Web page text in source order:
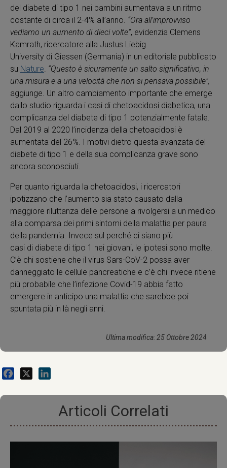
Ultima modifica: 25 Ottobre 2024
del diabete di tipo 1 nei bambini aumentava a un ritmo
costante di circa il 2-4% all’anno. “Ora all’improvviso
vediamo un aumento di dieci volte”, evidenzia Clemens
Kamrath, ricercatore alla Justus Liebig
University di Giessen (Germania) in un editoriale pubblicato
su Nature. “Questo è sicuramente un salto significativo, in
una misura e a una velocità che non si pensava possibile”,
aggiunge. Un altro cambiamento importante che emerge
dallo studio riguarda i casi di chetoacidosi diabetica, una
complicanza del diabete di tipo 1 potenzialmente fatale.
Dal 2019 al 2020 l’incidenza della chetoacidosi è
aumentata del 26%. I motivi dietro questa avanzata del
diabete di tipo 1 e della sua complicanza grave sono
ancora sconosciuti.
Per quanto riguarda la chetoacidosi, i ricercatori
ipotizzano che l’aumento sia stato causato dalla
maggiore riluttanza delle persone a rivolgersi a un medico
alla comparsa dei primi sintomi della malattia per paura
della pandemia. Invece sul perché ci siano più
casi di diabete di tipo 1 nei giovani, le ipotesi sono molte.
C’è chi sostiene che il virus Sars-CoV-2 possa aver
danneggiato le cellule pancreatiche e c’è chi invece ritiene
più probabile che l’infezione Covid-19 abbia fatto
emergere in anticipo una malattia che sarebbe poi
spuntata più in là negli anni.
Articoli Correlati